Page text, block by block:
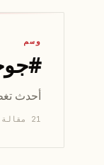
وسم
#
أحدث تغطية
21 مقالة